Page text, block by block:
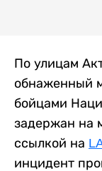
По улицам
обнаженный
бойцами
задержан на
ссылкой на
инцидент